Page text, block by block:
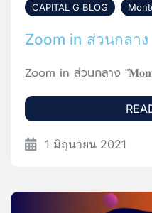
CAPITAL G BLOG
Zoom in ส่วนกลา
Zoom in ส่วนกลาง
1 มิถุนายน 2021